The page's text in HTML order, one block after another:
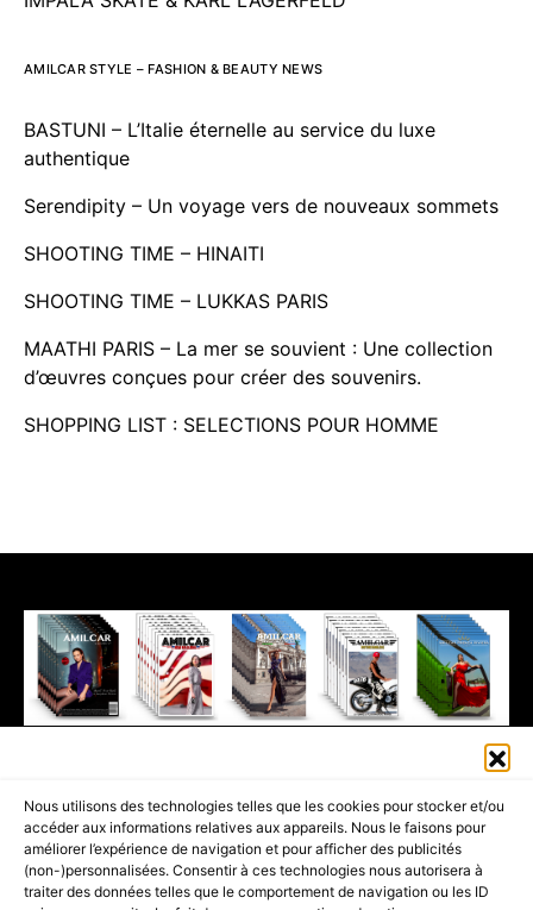
Nous utilisons des technologies telles que les cookies pour stocker et/ou
accéder aux informations relatives aux appareils. Nous le faisons pour
améliorer l’expérience de navigation et pour afficher des publicités
(non-)personnalisées. Consentir à ces technologies nous autorisera à
traiter des données telles que le comportement de navigation ou les ID
AMILCAR STYLE – FASHION & BEAUTY NEWS
BASTUNI – L’Italie éternelle au service du luxe
authentique
Serendipity – Un voyage vers de nouveaux sommets
SHOOTING TIME – HINAITI
SHOOTING TIME – LUKKAS PARIS
MAATHI PARIS – La mer se souvient : Une collection
d’œuvres conçues pour créer des souvenirs.
SHOPPING LIST : SELECTIONS POUR HOMME
PART OF THEAMILCAR MAGAZINE GROUP.EDITOR - ADVERTISING
AGENCE MEDIANE.
ACCUEIL BEST OF LUXE
35 MAGAZINES